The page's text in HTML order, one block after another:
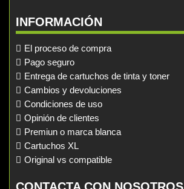
INFORMACIÓN
El proceso de compra
Pago seguro
Entrega de cartuchos de tinta y toner
Cambios y devoluciones
Condiciones de uso
Opinión de clientes
Premiun o marca blanca
Cartuchos XL
Original vs compatible
CONTACTA CON NOSOTROS